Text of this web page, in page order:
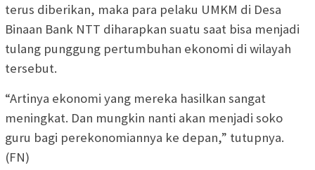
terus diberikan, maka para pelaku UMKM di Desa
Binaan Bank NTT diharapkan suatu saat bisa menjadi
tulang punggung pertumbuhan ekonomi di wilayah
tersebut.
“Artinya ekonomi yang mereka hasilkan sangat
meningkat. Dan mungkin nanti akan menjadi soko
guru bagi perekonomiannya ke depan,” tutupnya.
(FN)